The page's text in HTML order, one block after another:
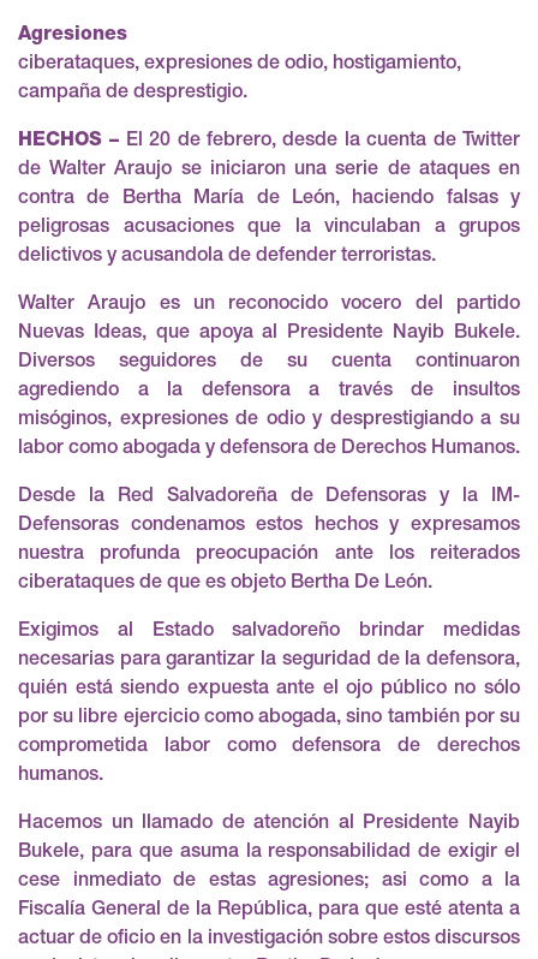
Agresiones
ciberataques, expresiones de odio, hostigamiento,
campaña de desprestigio.
HECHOS – El 20 de febrero, desde la cuenta de Twitter
de Walter Araujo se iniciaron una serie de ataques en
contra de Bertha María de León, haciendo falsas y
peligrosas acusaciones que la vinculaban a grupos
delictivos y acusandola de defender terroristas.
Walter Araujo es un reconocido vocero del partido
Nuevas Ideas, que apoya al Presidente Nayib Bukele.
Diversos seguidores de su cuenta continuaron
agrediendo a la defensora a través de insultos
misóginos, expresiones de odio y desprestigiando a su
labor como abogada y defensora de Derechos Humanos.
Desde la Red Salvadoreña de Defensoras y la IM-
Defensoras condenamos estos hechos y expresamos
nuestra profunda preocupación ante los reiterados
ciberataques de que es objeto Bertha De León.
Exigimos al Estado salvadoreño brindar medidas
necesarias para garantizar la seguridad de la defensora,
quién está siendo expuesta ante el ojo público no sólo
por su libre ejercicio como abogada, sino también por su
comprometida labor como defensora de derechos
humanos.
Hacemos un llamado de atención al Presidente Nayib
Bukele, para que asuma la responsabilidad de exigir el
cese inmediato de estas agresiones; asi como a la
Fiscalía General de la República, para que esté atenta a
actuar de oficio en la investigación sobre estos discursos